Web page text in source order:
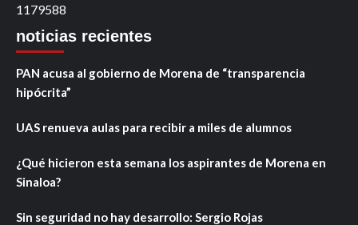
1179588
noticias recientes
PAN acusa al gobierno de Morena de “transparencia
hipócrita”
UAS renueva aulas para recibir a miles de alumnos
¿Qué hicieron esta semana los aspirantes de Morena en
Sinaloa?
Sin seguridad no hay desarrollo: Sergio Rojas